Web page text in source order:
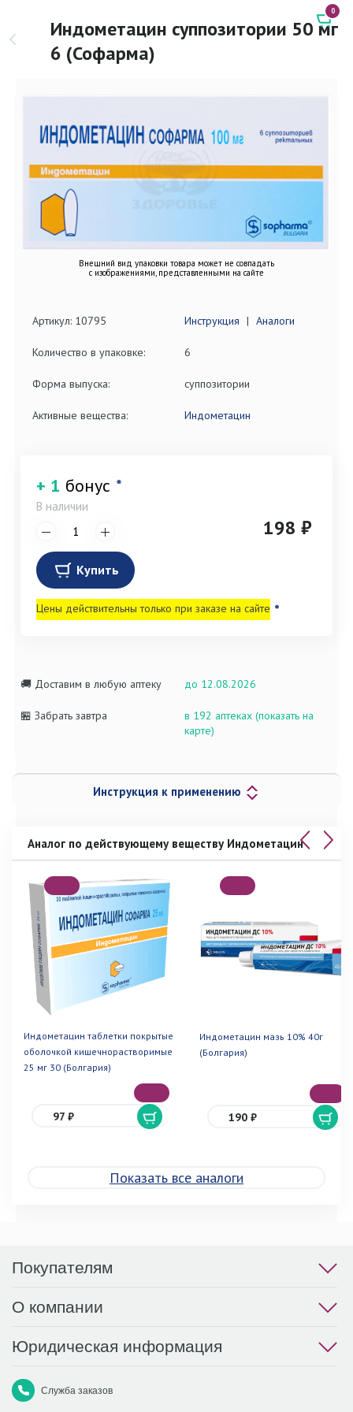
Индометацин суппозитории 50 мг
6 (Софарма)
0
Внешний вид упаковки товара может не совпадать
с изображениями, представленными на сайте
Артикул: 10795 Инструкция | Аналоги
Количество в упаковке: 6
Форма выпуска: суппозитории
Активные вещества: Индометацин
+ 1 бонус *
В наличии
198 ₽
Купить
Цены действительны только при заказе на сайте *
🚚 Доставим в любую аптеку до 12.08.2026
🏪 Забрать завтра
в 192 аптеках (показать на
карте)
Инструкция к применению
Аналог по действующему веществу Индометацин
Индометацин таблетки покрытые
оболочкой кишечнорастворимые
25 мг 30 (Болгария)
97 ₽
Индометацин мазь 10% 40г
(Болгария)
190 ₽
Показать все аналоги
Покупателям
О компании
Юридическая информация
Служба заказов